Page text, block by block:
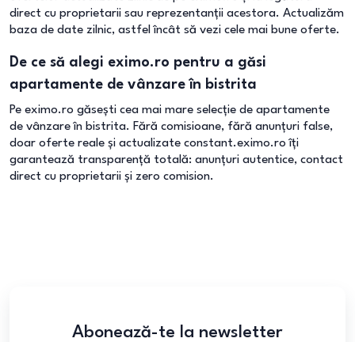
direct cu proprietarii sau reprezentanții acestora. Actualizăm
baza de date zilnic, astfel încât să vezi cele mai bune oferte.
De ce să alegi eximo.ro pentru a găsi
apartamente de vânzare în bistrita
Pe eximo.ro găsești cea mai mare selecție de apartamente
de vânzare în bistrita. Fără comisioane, fără anunțuri false,
doar oferte reale și actualizate constant.eximo.ro îți
garantează transparență totală: anunțuri autentice, contact
direct cu proprietarii și zero comision.
Abonează-te la newsletter